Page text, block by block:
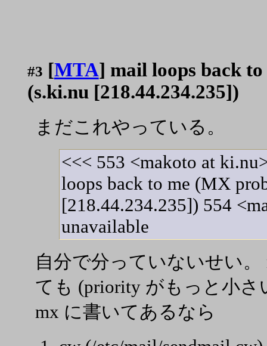
#3 [MTA] mail loops back
(s.ki.nu [218.44.234.235])
まだこれやっている。
<<< 553 <makoto at
loops back to me (MX
[218.44.234.235]) 554
unavailable
自分で分っていないせい
ても (priority がもっと小さ
mx に書いてあるなら